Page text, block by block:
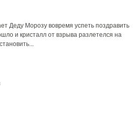
Деду Морозу вовремя успеть поздравить
и кристалл от взрыва разлетелся на